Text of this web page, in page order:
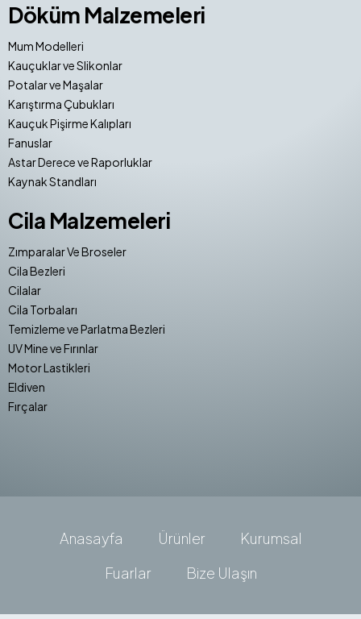
Döküm Malzemeleri
Mum Modelleri
Kauçuklar ve Slikonlar
Potalar ve Maşalar
Karıştırma Çubukları
Kauçuk Pişirme Kalıpları
Fanuslar
Astar Derece ve Raporluklar
Kaynak Standları
Cila Malzemeleri
Zımparalar Ve Broseler
Cila Bezleri
Cilalar
Cila Torbaları
Temizleme ve Parlatma Bezleri
UV Mine ve Fırınlar
Motor Lastikleri
Eldiven
Fırçalar
Anasayfa Ürünler
Kurumsal
Fuarlar
Bize Ulaşın